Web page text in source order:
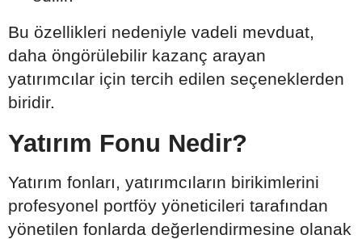
Bu özellikleri nedeniyle vadeli mevduat,
daha öngörülebilir kazanç arayan
yatırımcılar için tercih edilen seçeneklerden
biridir.
Yatırım Fonu Nedir?
Yatırım fonları, yatırımcıların birikimlerini
profesyonel portföy yöneticileri tarafından
yönetilen fonlarda değerlendirmesine olanak